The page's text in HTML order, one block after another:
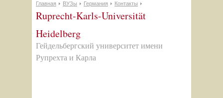
Главная ВУЗы Германия Контакты
Ruprecht-Karls-Universität
Heidelberg
Гейдельбергский университет имени
Рупрехта и Карла